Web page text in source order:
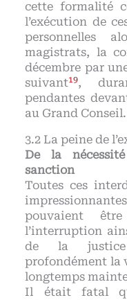
cette formalité
l’exécution de
personnelles
magistrats, la
décembre par
suivant19,
pendantes
au Grand Conseil.
La peine de
De la
sanction
Toutes ces
pouvaient
l’interruption
de la
profondément la
longtemps
Il était fatal